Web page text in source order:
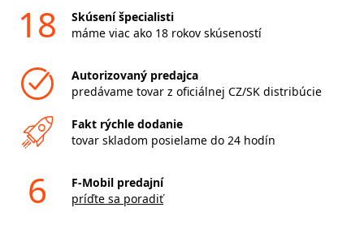
18
Skúsení špecialisti
máme viac ako 18 rokov skúseností
Autorizovaný predajca
predávame tovar z oficiálnej CZ/SK distribúcie
Fakt rýchle dodanie
tovar skladom posielame do 24 hodín
6
F-Mobil predajní
príďte sa poradiť